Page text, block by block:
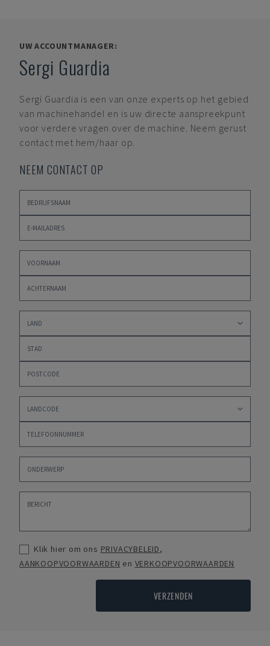
UW ACCOUNTMANAGER:
Sergi Guardia
Sergi Guardia is een van onze experts op het gebied
van machinehandel en is uw directe aanspreekpunt
voor verdere vragen over de machine. Neem gerust
contact met hem/haar op.
NEEM CONTACT OP
Klik hier om ons PRIVACYBELEID,
AANKOOPVOORWAARDEN en VERKOOPVOORWAARDEN
VERZENDEN